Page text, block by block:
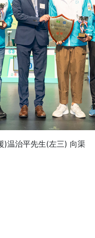
)温治平先生(左三) 向渠